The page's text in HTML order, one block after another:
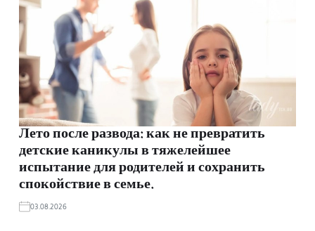
Лето после развода: как не превратить
детские каникулы в тяжелейшее
испытание для родителей и сохранить
спокойствие в семье.
03.08.2026